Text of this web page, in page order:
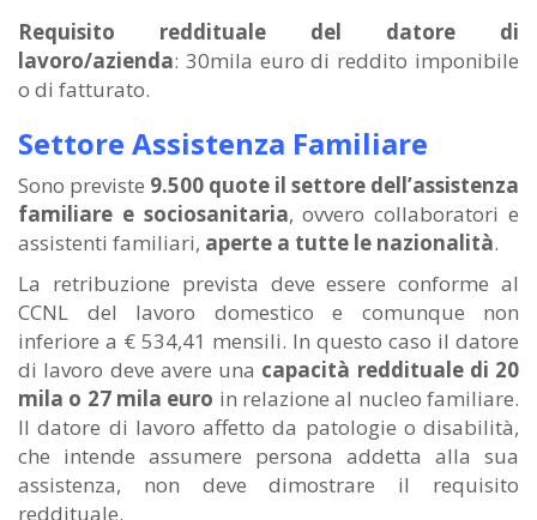
Requisito reddituale del datore di
lavoro/azienda: 30mila euro di reddito imponibile
o di fatturato.
Settore Assistenza Familiare
Sono previste 9.500 quote il settore dell’assistenza
familiare e sociosanitaria, ovvero collaboratori e
assistenti familiari, aperte a tutte le nazionalità.
La retribuzione prevista deve essere conforme al
CCNL del lavoro domestico e comunque non
inferiore a € 534,41 mensili. In questo caso il datore
di lavoro deve avere una capacità reddituale di 20
mila o 27 mila euro in relazione al nucleo familiare.
Il datore di lavoro affetto da patologie o disabilità,
che intende assumere persona addetta alla sua
assistenza, non deve dimostrare il requisito
reddituale.